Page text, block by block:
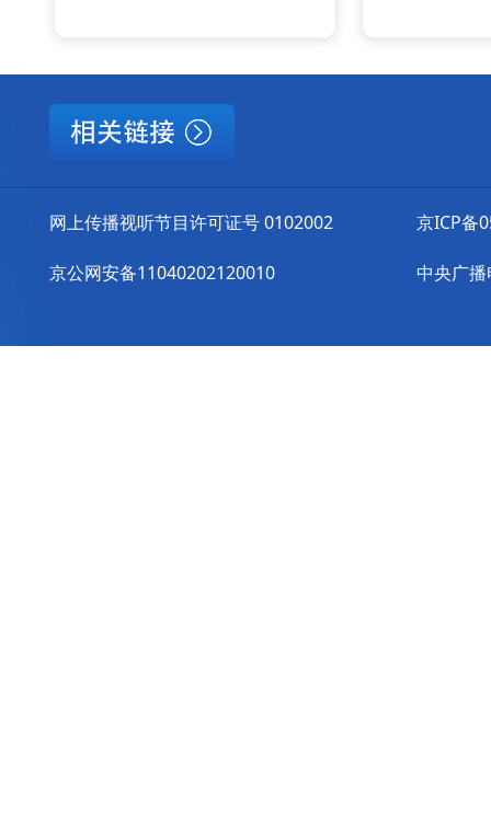
网上传播视听节目许可证号 0102002
京公网安备11040202120010
京ICP备
中央广